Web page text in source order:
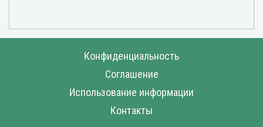
Конфиденциальность
Соглашение
Использование информации
Контакты